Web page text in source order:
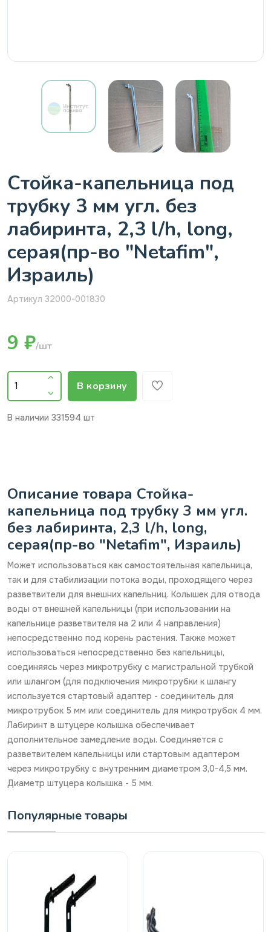
Стойка-капельница под
трубку 3 мм угл. без
лабиринта, 2,3 l/h, long,
серая(пр-во "Netafim",
Израиль)
Артикул 32000-001830
9 ₽/шт
В корзину
В наличии 331594 шт
Описание товара Стойка-
капельница под трубку 3 мм угл.
без лабиринта, 2,3 l/h, long,
серая(пр-во "Netafim", Израиль)
Может использоваться как самостоятельная капельница,
так и для стабилизации потока воды, проходящего через
разветвители для внешних капельниц. Колышек для отвода
воды от внешней капельницы (при использовании на
капельнице разветвителя на 2 или 4 направления)
непосредственно под корень растения. Также может
использоваться непосредственно без капельницы,
соединяясь через микротрубку с магистральной трубкой
или шлангом (для подключения микротрубки к шлангу
используется стартовый адаптер - соединитель для
микротрубок 5 мм или соединитель для микротрубок 4 мм.
Лабиринт в штуцере колышка обеспечивает
дополнительное замедление воды. Соединяется с
разветвителем капельницы или стартовым адаптером
через микротрубку с внутренним диаметром 3,0-4,5 мм.
Диаметр штуцера колышка - 5 мм.
Популярные товары